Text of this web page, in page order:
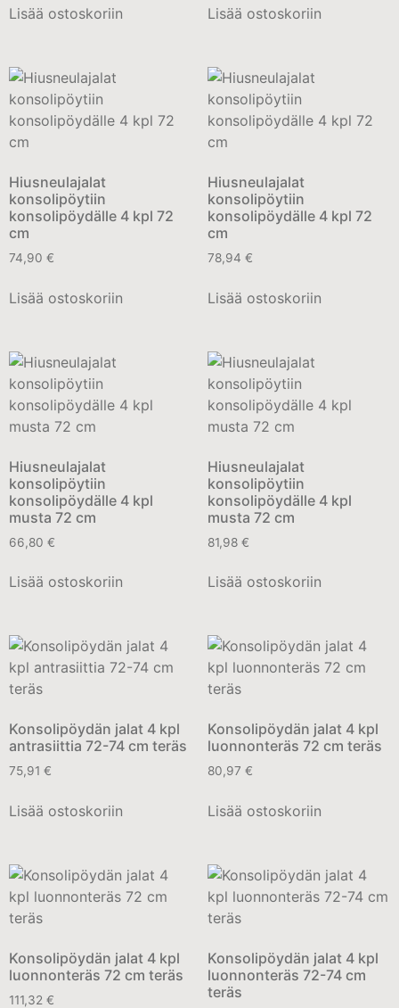
Lisää ostoskoriin Lisää ostoskoriin
Hiusneulajalat
konsolipöytiin
konsolipöydälle 4 kpl 72
cm
74,90 €
Lisää ostoskoriin
Hiusneulajalat
konsolipöytiin
konsolipöydälle 4 kpl 72
cm
78,94 €
Lisää ostoskoriin
Hiusneulajalat
konsolipöytiin
konsolipöydälle 4 kpl
musta 72 cm
66,80 €
Lisää ostoskoriin
Hiusneulajalat
konsolipöytiin
konsolipöydälle 4 kpl
musta 72 cm
81,98 €
Lisää ostoskoriin
Konsolipöydän jalat 4 kpl
antrasiittia 72-74 cm teräs
75,91 €
Lisää ostoskoriin
Konsolipöydän jalat 4 kpl
luonnonteräs 72 cm teräs
80,97 €
Lisää ostoskoriin
Konsolipöydän jalat 4 kpl
luonnonteräs 72 cm teräs
111,32 €
Konsolipöydän jalat 4 kpl
luonnonteräs 72-74 cm
teräs